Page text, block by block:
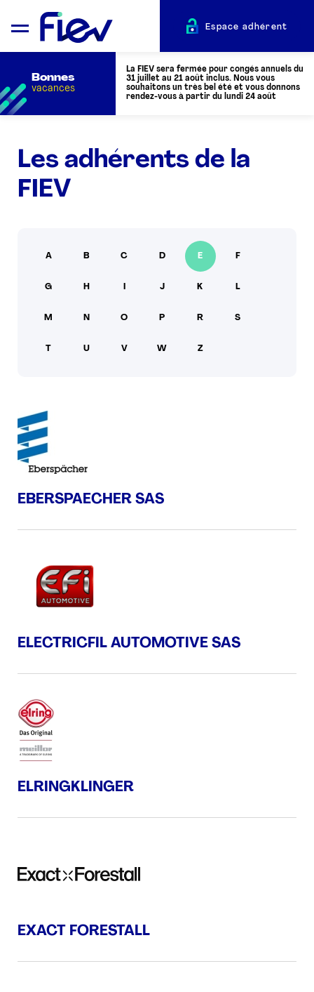
QUI SOMMES-NOUS ?
L’AUTOMOTIVE
PRESSE
Espace adhérent
Bonnes
vacances
La FIEV sera fermée pour congés annuels du
31 juillet au 21 août inclus. Nous vous
souhaitons un très bel été et vous donnons
rendez-vous à partir du lundi 24 août
Les adhérents de la
FIEV
A B C D E F
G H J K L
M N O P R S
T U V W Z
EBERSPAECHER SAS
ELECTRICFIL AUTOMOTIVE SAS
ELRINGKLINGER
EXACT FORESTALL